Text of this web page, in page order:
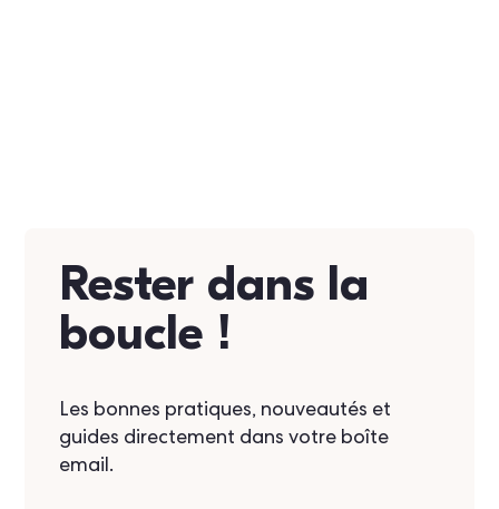
Rester dans la
boucle !
Les bonnes pratiques, nouveautés et
guides directement dans votre boîte
email.